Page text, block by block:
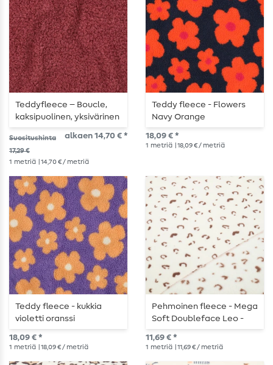
Teddyfleece – Boucle,
kaksipuolinen, yksivärinen
punainen
Suositushinta
17,29 €
alkaen 14,70 € *
1 metriä | 14,70 € / metriä
Teddy fleece - Flowers
Navy Orange
18,09 € *
1 metriä | 18,09 € / metriä
Teddy fleece - kukkia
violetti oranssi
18,09 € *
1 metriä | 18,09 € / metriä
Pehmoinen fleece - Mega
Soft Doubleface Leo -
kuvio Beige
11,69 € *
1 metriä | 11,69 € / metriä